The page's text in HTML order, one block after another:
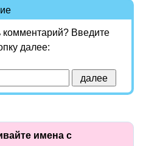
Введите
далее:
имена с